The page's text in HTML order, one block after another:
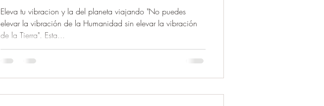
Eleva tu vibracion y la del planeta viajando "No puedes
elevar la vibración de la Humanidad sin elevar la vibración
de la Tierra". Esta...